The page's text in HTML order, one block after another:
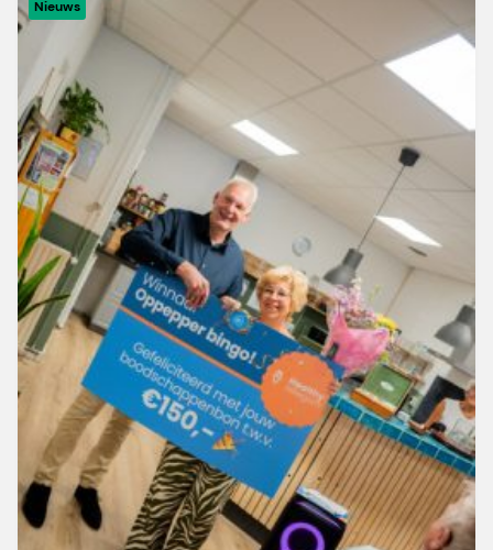
Nieuws